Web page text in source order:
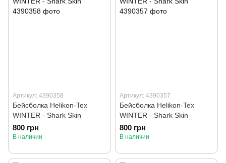
Артикул: 4390358
Бейсболка Helikon-Tex
WINTER - Shark Skin
800 грн
В наличии
Артикул: 4390357
Бейсболка Helikon-Tex
WINTER - Shark Skin
800 грн
В наличии